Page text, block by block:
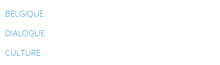
BELGIQUE
DIALOGUE
CULTURE